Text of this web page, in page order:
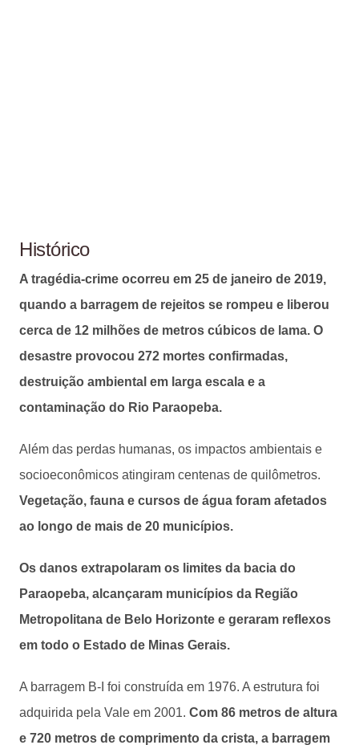
Histórico
A tragédia-crime ocorreu em 25 de janeiro de 2019,
quando a barragem de rejeitos se rompeu e liberou
cerca de 12 milhões de metros cúbicos de lama. O
desastre provocou 272 mortes confirmadas,
destruição ambiental em larga escala e a
contaminação do Rio Paraopeba.
Além das perdas humanas, os impactos ambientais e
socioeconômicos atingiram centenas de quilômetros.
Vegetação, fauna e cursos de água foram afetados
ao longo de mais de 20 municípios.
Os danos extrapolaram os limites da bacia do
Paraopeba, alcançaram municípios da Região
Metropolitana de Belo Horizonte e geraram reflexos
em todo o Estado de Minas Gerais.
A barragem B-I foi construída em 1976. A estrutura foi
adquirida pela Vale em 2001. Com 86 metros de altura
e 720 metros de comprimento da crista, a barragem